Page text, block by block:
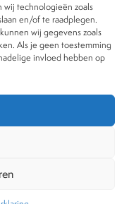
technologieën zoals
en/of te raadplegen.
wij gegevens zoals
Als je geen toestemming
invloed hebben op
de Kwakzalverij. Alle